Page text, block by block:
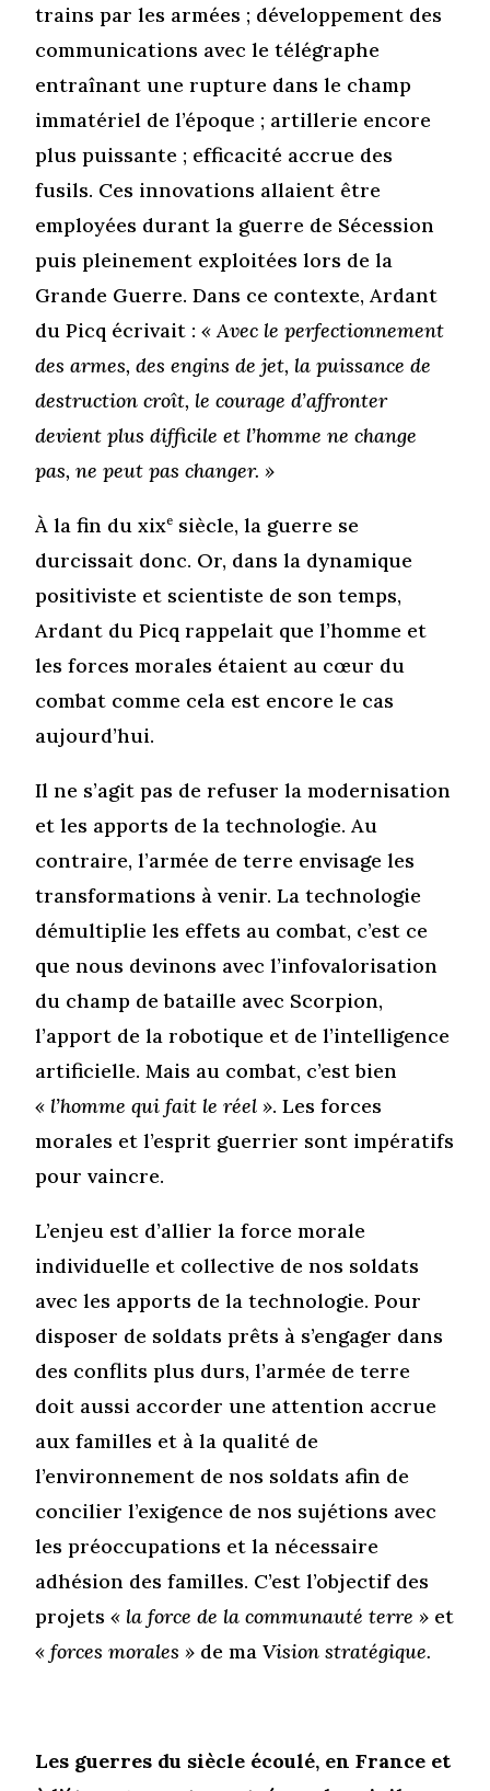
trains par les armées ; développement des
communications avec le télégraphe
entraînant une rupture dans le champ
immatériel de l’époque ; artillerie encore
plus puissante ; efficacité accrue des
fusils. Ces innovations allaient être
employées durant la guerre de Sécession
puis pleinement exploitées lors de la
Grande Guerre. Dans ce contexte, Ardant
du Picq écrivait :« Avec le perfectionnement
des armes, des engins de jet, la puissance de
destruction croît, le courage d’affronter
devient plus difficile et l’homme ne change
pas, ne peut pas changer. »
À la fin du xixe siècle, la guerre se
durcissait donc. Or, dans la dynamique
positiviste et scientiste de son temps,
Ardant du Picq rappelait que l’homme et
les forces morales étaient au cœur du
combat comme cela est encore le cas
aujourd’hui.
Il ne s’agit pas de refuser la modernisation
et les apports de la technologie. Au
contraire, l’armée de terre envisage les
transformations à venir. La technologie
démultiplie les effets au combat, c’est ce
que nous devinons avec l’infovalorisation
du champ de bataille avec Scorpion,
l’apport de la robotique et de l’intelligence
artificielle. Mais au combat, c’est bien
« l’homme qui fait le réel ». Les forces
morales et l’esprit guerrier sont impératifs
pour vaincre.
L’enjeu est d’allier la force morale
individuelle et collective de nos soldats
avec les apports de la technologie. Pour
disposer de soldats prêts à s’engager dans
des conflits plus durs, l’armée de terre
doit aussi accorder une attention accrue
aux familles et à la qualité de
l’environnement de nos soldats afin de
concilier l’exigence de nos sujétions avec
les préoccupations et la nécessaire
adhésion des familles. C’est l’objectif des
projets« la force de la communauté terre » et
« forces morales » de maVision stratégique.
Les guerres du siècle écoulé, en France et